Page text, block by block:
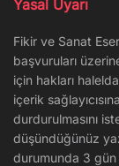
Yasal Uyarı
Fikir ve Sanat
başvuruları
için hakları
içerik
durdurulmasını
düşündüğünüz
durumunda 3 gün